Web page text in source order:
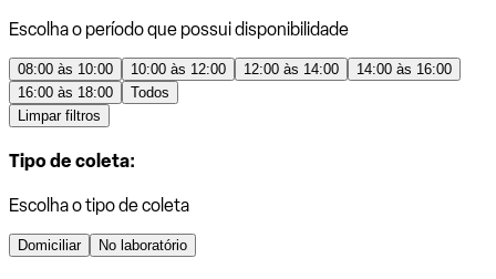
Escolha o período que possui disponibilidade
08:00 às 10:00 10:00 às 12:00 12:00 às 14:00
14:00 às 16:00
16:00 às 18:00
Todos
Limpar filtros
Tipo de coleta:
Escolha o tipo de coleta
Domiciliar No laboratório